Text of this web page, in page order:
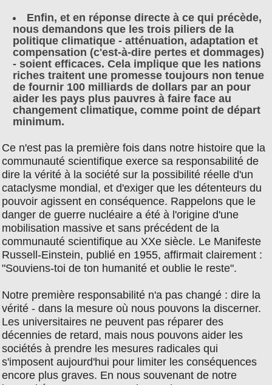
Enfin, et en réponse directe à ce qui précède,
nous demandons que les trois piliers de la
politique climatique - atténuation, adaptation et
compensation (c'est-à-dire pertes et dommages)
- soient efficaces. Cela implique que les nations
riches traitent une promesse toujours non tenue
de fournir 100 milliards de dollars par an pour
aider les pays plus pauvres à faire face au
changement climatique, comme point de départ
minimum.
Ce n'est pas la première fois dans notre histoire que la
communauté scientifique exerce sa responsabilité de
dire la vérité à la société sur la possibilité réelle d'un
cataclysme mondial, et d'exiger que les détenteurs du
pouvoir agissent en conséquence. Rappelons que le
danger de guerre nucléaire a été à l'origine d'une
mobilisation massive et sans précédent de la
communauté scientifique au XXe siècle. Le Manifeste
Russell-Einstein, publié en 1955, affirmait clairement :
"Souviens-toi de ton humanité et oublie le reste".
Notre première responsabilité n'a pas changé : dire la
vérité - dans la mesure où nous pouvons la discerner.
Les universitaires ne peuvent pas réparer des
décennies de retard, mais nous pouvons aider les
sociétés à prendre les mesures radicales qui
s'imposent aujourd'hui pour limiter les conséquences
encore plus graves. En nous souvenant de notre